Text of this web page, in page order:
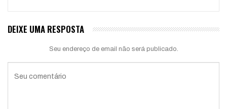
DEIXE UMA RESPOSTA
Seu endereço de email não será publicado.